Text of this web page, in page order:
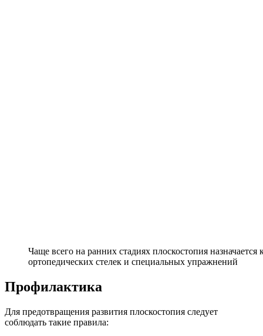
Чаще всего на ранних стадиях плоскостопия
ортопедических стелек и специальных упражнений
Профилактика
Для предотвращения развития плоскостопия следует
соблюдать такие правила: